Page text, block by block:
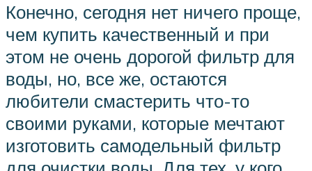
Конечно, сегодня нет ничего проще,
чем купить качественный и при
этом не очень дорогой фильтр для
воды, но, все же, остаются
любители смастерить что-то
своими руками, которые мечтают
изготовить самодельный фильтр